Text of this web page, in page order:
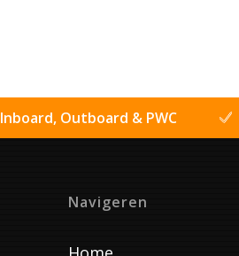
Inboard, Outboard & PWC
Navigeren